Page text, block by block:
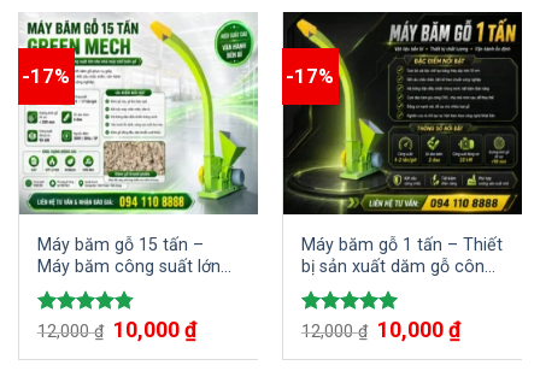
120,000 ₫.
-17%
Máy băm gỗ 15 tấn –
Máy băm công suất lớn
thường được sử dụng ở
các nhà máy công nghiệp
Được xếp
12,000₫ Giá
gốc
là:
10,000₫Giá
hiện
tại
-17%
Máy băm gỗ 1 tấn – Thiết
bị sản xuất dăm gỗ công
suất nhỏ
Được xếp
12,000₫ Giá
gốc
là:
10,000₫Giá
hiện
tại